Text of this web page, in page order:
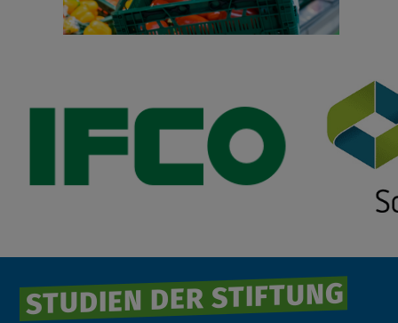
STUDIEN DER STIFTUNG